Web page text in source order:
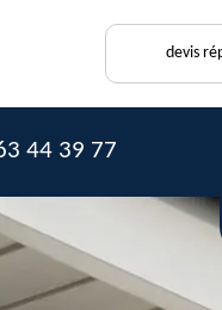
devis
44 39 77